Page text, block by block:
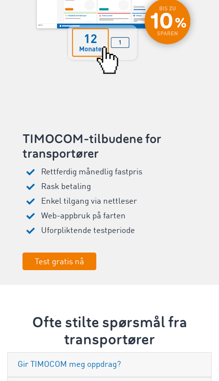
TIMOCOM-tilbudene for
transportører
Rettferdig månedlig fastpris
Rask betaling
Enkel tilgang via nettleser
Web-appbruk på farten
Uforpliktende testperiode
Test gratis nå
Ofte stilte spørsmål fra
transportører
Gir TIMOCOM meg oppdrag?